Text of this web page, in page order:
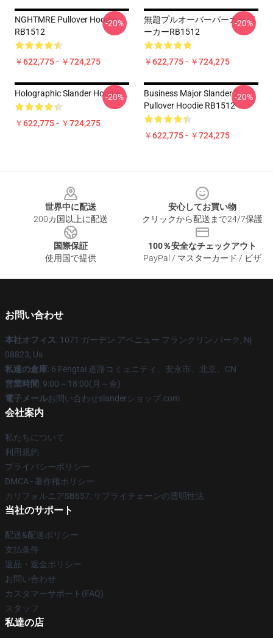
NGHTMRE Pullover Hoodie
RB1512
￥622,775 - ￥724,275
-20%
無題プルオーバーパーカーパ
ーカーRB1512
￥622,775 - ￥724,275
-20%
Holographic Slander Hoodie
￥622,775 - ￥724,275
-20%
Business Major Slander 2
Pullover Hoodie RB1512
￥622,775 - ￥724,275
-20%
世界中に配送
200カ国以上に配送
安心してお買い物
クリックから配送まで24/7保護
国際保証
使用国で提供
100％安全なチェックアウト
PayPal / マスターカード / ビザ
お問い合わせ
本社オフィス: 1071 ガーデン アベニュー フランクリン パーク, Nj
08823, Us
私達の倉庫: 6 Fengtai 道路コミュニティ、安永市、北京、CN
営業時間: 9:00～18:00(月～金)
電子メールお問い合わせslanderショップ.com
会社案内
私たちについて
利用規約
プライバシーポリシー
DMCA - 著作権ポリシー
カリフォルニアSB657: サプライチェーンの透明性法
当社のサポート
配送&配送ポリシー
支払条件
返品・返金ポリシー
お問い合わせ
カスタマーサポート(FAQ)
スタッフ
私達の店